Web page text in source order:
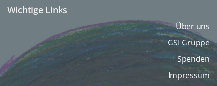
Wichtige Links
Über uns
GSI Gruppe
Spenden
Impressum